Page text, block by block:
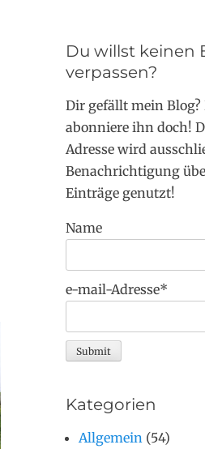
Du willst keinen
verpassen?
Dir gefällt mein Blog?
abonniere ihn doch!
Adresse wird
Benachrichtigung
Einträge genutzt!
Name
e-mail-Adresse*
Kategorien
Allgemein (54)